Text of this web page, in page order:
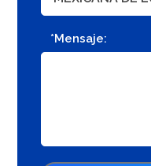
*Mensaje: